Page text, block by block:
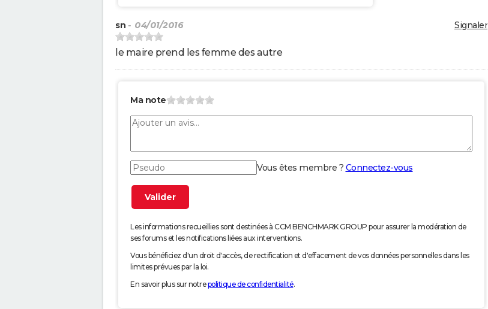
Signaler
sn - 04/01/2016
le maire prend les femme des autre
Ma note
Vous êtes membre ? Connectez-vous
Les informations recueillies sont destinées à CCM BENCHMARK GROUP pour assurer la modération de
ses forums et les notifications liées aux interventions.
Vous bénéficiez d'un droit d'accès, de rectification et d'effacement de vos données personnelles dans les
limites prévues par la loi.
En savoir plus sur notrepolitique de confidentialité.